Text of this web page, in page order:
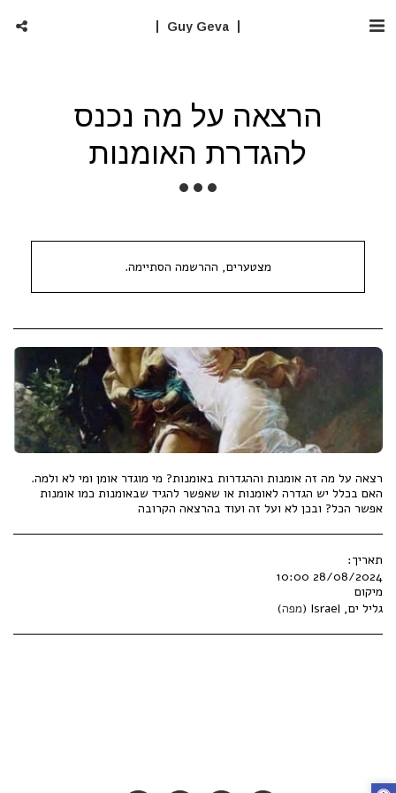
Guy Geva
הרצאה על מה נכנס
להגדרת האומנות
מצטערים, ההרשמה הסתיימה.
רצאה על מה זה אומנות וההגדרות באומנות? מי מוגדר אומן ומי לא ולמה.
האם בכלל יש הגדרה לאומנות או שאפשר להגיד שבאומנות כמו אומנות
אפשר הכל? ובכן לא ועל זה ועוד בהרצאה הקרובה
תאריך:
28/08/2024 10:00
מיקום
גליל ים, Israel (
מפה)